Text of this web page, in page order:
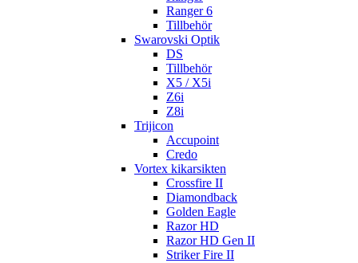
Ranger 6
Tillbehör
Swarovski Optik
DS
Tillbehör
X5 / X5i
Z6i
Z8i
Trijicon
Accupoint
Credo
Vortex kikarsikten
Crossfire II
Diamondback
Golden Eagle
Razor HD
Razor HD Gen II
Striker Fire II